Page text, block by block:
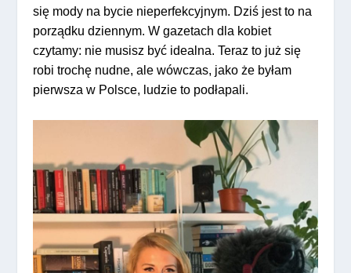
się mody na bycie nieperfekcyjnym. Dziś jest to na
porządku dziennym. W gazetach dla kobiet
czytamy: nie musisz być idealna. Teraz to już się
robi trochę nudne, ale wówczas, jako że byłam
pierwsza w Polsce, ludzie to podłapali.